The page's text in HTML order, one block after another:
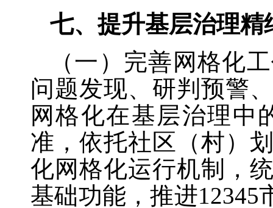
七、提升基层治理
（一）完善网格化
问题发现、研判预警
网格化在基层治理中
准，依托社区（村）
化网格化运行机制，
基础功能，推进12345